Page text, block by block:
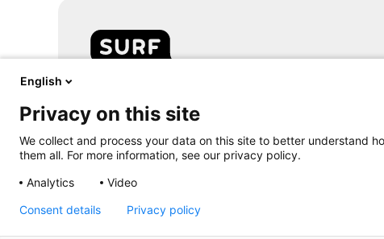
Samen aanjagen van vernieuwing
Volg
ons
English
Privacy on this site
We collect and process your data on this site to better understand
them all. For more information, see our privacy policy.
Analytics
Video
Consent details Privacy policy